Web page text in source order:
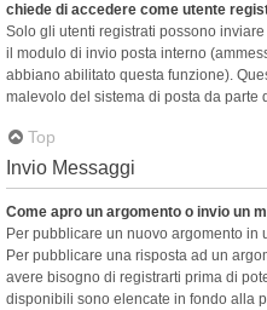
chiede di accedere come utente
Solo gli utenti registrati possono
il modulo di invio posta interno
abbiano abilitato questa funzione).
malevolo del sistema di posta da parte
Top
Invio Messaggi
Come apro un argomento o invio un
Per pubblicare un nuovo argomento in
Per pubblicare una risposta ad un
avere bisogno di registrarti prima di
disponibili sono elencate in fondo alla